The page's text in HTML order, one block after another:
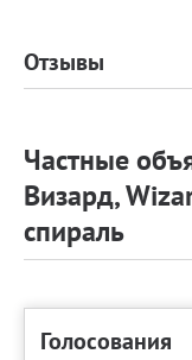
Отзывы
Частные
Визард,
спираль
Голосования